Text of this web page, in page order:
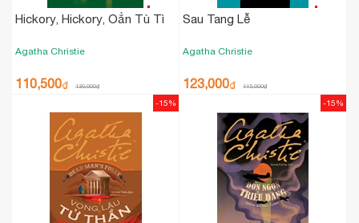
Hickory, Hickory, Oẳn Tù Tì
Agatha Christie
110,500₫ 130,000₫
Sau Tang Lễ
Agatha Christie
123,000₫ 145,000₫
-15% -15%